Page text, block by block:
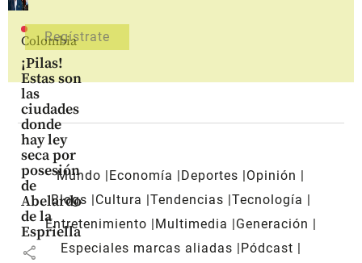
Colombia
¡Pilas!
Estas son
las
ciudades
donde
hay ley
seca por
posesión
de
Abelardo
de la
Espriella
share
Mundo Economía Deportes
Opinión
Blogs
Cultura Tendencias Tecnología
Entretenimiento
Multimedia
Generación
Especiales marcas aliadas
Pódcast